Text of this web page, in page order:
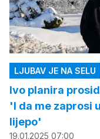
LJUBAV JE NA SELU
Ivo planira
'I da me zaprosi
lijepo'
19.01.2025 07:00